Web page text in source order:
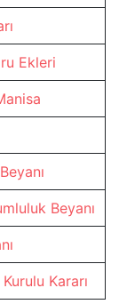
Ekleri
Beyanı
Kararı